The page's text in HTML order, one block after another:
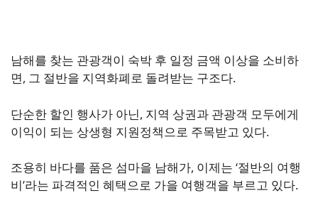
남해를 찾는 관광객이 숙박 후 일정 금액 이상을 소비하
면, 그 절반을 지역화폐로 돌려받는 구조다.
단순한 할인 행사가 아닌, 지역 상권과 관광객 모두에게
이익이 되는 상생형 지원정책으로 주목받고 있다.
조용히 바다를 품은 섬마을 남해가, 이제는 ‘절반의 여행
비’라는 파격적인 혜택으로 가을 여행객을 부르고 있다.